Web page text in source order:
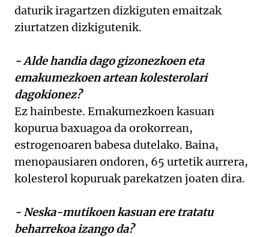
daturik iragartzen dizkiguten emaitzak
ziurtatzen dizkigutenik.
- Alde handia dago gizonezkoen eta
emakumezkoen artean kolesterolari
dagokionez?
Ez hainbeste. Emakumezkoen kasuan
kopurua baxuagoa da orokorrean,
estrogenoaren babesa dutelako. Baina,
menopausiaren ondoren, 65 urtetik aurrera,
kolesterol kopuruak parekatzen joaten dira.
- Neska-mutikoen kasuan ere tratatu
beharrekoa izango da?